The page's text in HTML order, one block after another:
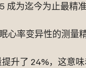
成为迄今为止最精
心率变异性的测量
升了 24%，这意